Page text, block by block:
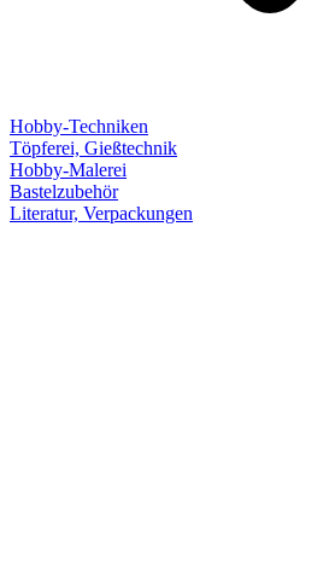
Hobby-Techniken
Töpferei, Gießtechnik
Hobby-Malerei
Bastelzubehör
Literatur, Verpackungen